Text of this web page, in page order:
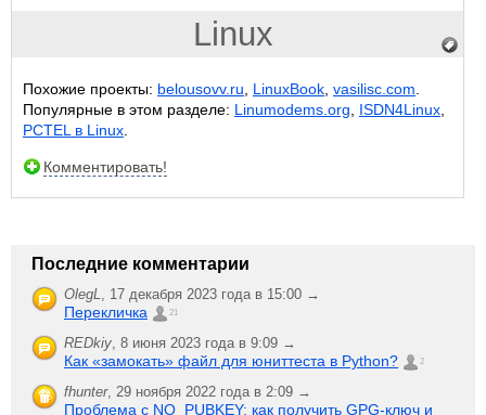
Linux
Похожие проекты: belousovv.ru LinuxBook vasilisc.com
Популярные в этом разделе: Linumodems.org ISDN4Linux
PCTEL в Linux
Комментировать!
Последние комментарии
OlegL, 17 декабря 2023 года в 15:00 →
Перекличка 21
REDkiy, 8 июня 2023 года в 9:09 →
Как «замокать» файл для юниттеста в Python? 2
fhunter, 29 ноября 2022 года в 2:09 →
Проблема с NO_PUBKEY: как получить GPG-ключ и